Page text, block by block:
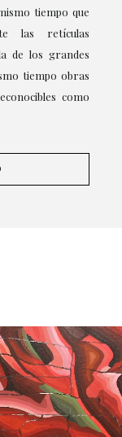
tiempo que
las retículas
de los grandes
tiempo obras
como